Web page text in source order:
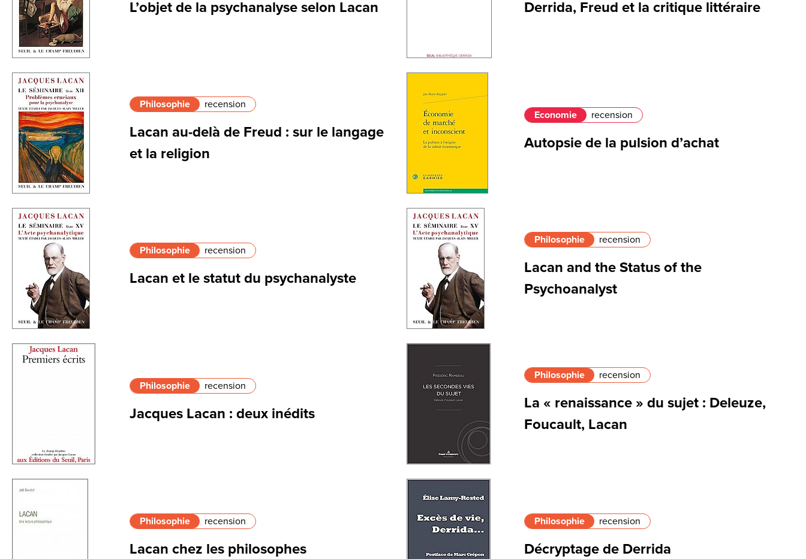
L’objet de la psychanalyse selon Lacan Derrida, Freud et la critique littéraire
Philosophie recension
Lacan au-delà de Freud : sur le langage
et la religion
Economie recension
Autopsie de la pulsion d’achat
Philosophie recension
Lacan et le statut du psychanalyste
Philosophie recension
Lacan and the Status of the
Psychoanalyst
Philosophie recension
Jacques Lacan : deux inédits
Philosophie recension
La « renaissance » du sujet : Deleuze,
Foucault, Lacan
Philosophie recension
Lacan chez les philosophes
Philosophie recension
Décryptage de Derrida